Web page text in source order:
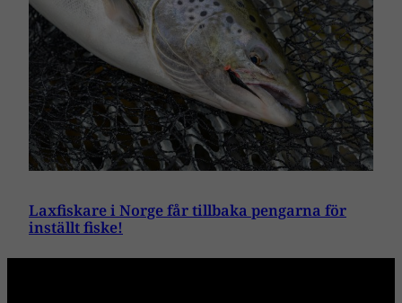
Laxfiskare i Norge får tillbaka pengarna för
inställt fiske!